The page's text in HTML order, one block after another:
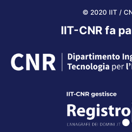
© 2020 IIT /
IIT-CNR fa